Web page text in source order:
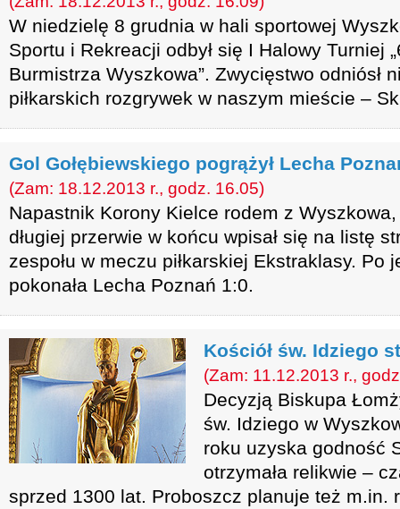
W niedzielę 8 grudnia w hali sportowej
Sportu i Rekreacji odbył się I Halowy Turniej
Burmistrza Wyszkowa”. Zwycięstwo odniósł
piłkarskich rozgrywek w naszym mieście –
Gol Gołębiewskiego pogrążył Lecha
(Zam: 18.12.2013 r., godz. 16.05)
Napastnik Korony Kielce rodem z
długiej przerwie w końcu wpisał się na listę
zespołu w meczu piłkarskiej Ekstraklasy. Po
pokonała Lecha Poznań 1:0.
Kościół św. Idziego
(Zam: 11.12.2013 r.,
Decyzją Biskupa
św. Idziego w
roku uzyska godność
otrzymała relikwie –
sprzed 1300 lat. Proboszcz planuje też m.in.